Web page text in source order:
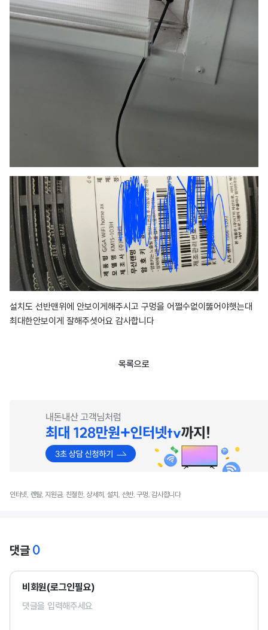
설치도 선반맨위에 안보이게해주시고 구멍을 어쩔수없이뚫어야햇는대
최대한안보이게 잘해주셧어요 감사합니다
목록으로
인터넷, 렌탈, 지원금, 친절한, 상세히, 설치, 선반, 구멍, 감사합니다
댓글 0
비회원(로그인필요)